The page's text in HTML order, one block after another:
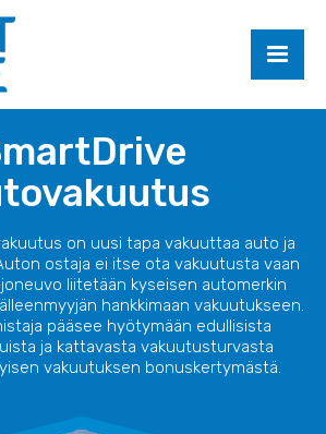
on uusi tapa vakuuttaa auto ja
ostaja ei itse ota vakuutusta vaan
liitetään kyseisen automerkin
hankkimaan vakuutukseen.
pääsee hyötymään edullisista
ja kattavasta vakuutusturvasta
vakuutuksen bonuskertymästä.